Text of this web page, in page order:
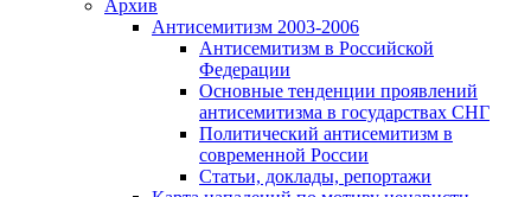
Архив
Антисемитизм 2003-2006
Антисемитизм в Российской
Федерации
Основные тенденции проявлений
антисемитизма в государствах СНГ
Политический антисемитизм в
современной России
Статьи, доклады, репортажи